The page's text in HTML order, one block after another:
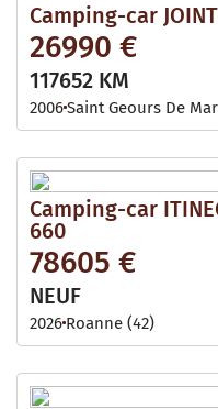
Camping-car JOINT
26990 €
117652 KM
2006Saint Geours De
Camping-car
660
78605 €
NEUF
2026 Roanne (42)